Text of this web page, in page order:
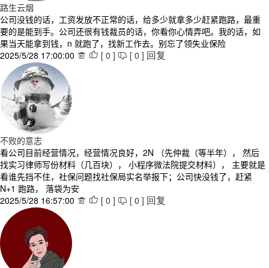
路生云烟
公司没钱的话，工资发放不正常的话，给多少就拿多少赶紧跑路，最重
要的是能到手。公司还很有钱裁员的话，你看你心情弄吧。我的话，如
果当天能拿到钱，n 就跑了，找新工作去。别忘了领失业保险
2025/5/28 17:00:00   [ 0 ]  [ 0 ] 回复
不败的意志
看公司目前经营情况，经营情况良好，2N （先仲裁（等半年）， 然后
找实习律师写份材料（几百块）， 小程序微法院提交材料）， 主要就是
看谁先挡不住，社保问题找社保局实名举报下；公司快没钱了，赶紧
N+1 跑路， 落袋为安
2025/5/28 16:57:00   [ 0 ]  [ 0 ] 回复